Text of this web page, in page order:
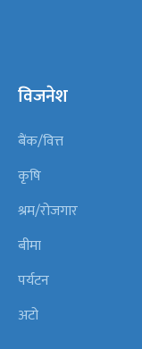
विजनेश
बैंक/वित्त
कृषि
श्रम/रोजगार
बीमा
पर्यटन
अटो